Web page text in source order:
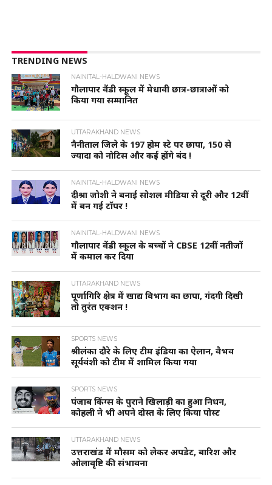
TRENDING NEWS
NAINITAL-HALDWANI NEWS
गौलापार वैंडी स्कूल में मेधावी छात्र-छात्राओं को
किया गया सम्मानित
UTTARAKHAND NEWS
नैनीताल जिले के 197 होम स्टे पर छापा, 150 से
ज्यादा को नोटिस और कई होंगे बंद !
NAINITAL-HALDWANI NEWS
दीश्रा जोशी ने बनाई सोशल मीडिया से दूरी और 12वीं
में बन गई टॉपर !
NAINITAL-HALDWANI NEWS
गौलापार वेंडी स्कूल के बच्चों ने CBSE 12वीं नतीजों
में कमाल कर दिया
UTTARAKHAND NEWS
पूर्णागिरि क्षेत्र में खाद्य विभाग का छापा, गंदगी दिखी
तो तुरंत एक्शन !
SPORTS NEWS
श्रीलंका दौरे के लिए टीम इंडिया का ऐलान, वैभव
सूर्यवंशी को टीम में शामिल किया गया
SPORTS NEWS
पंजाब किंग्स के पुराने खिलाड़ी का हुआ निधन,
कोहली ने भी अपने दोस्त के लिए किया पोस्ट
UTTARAKHAND NEWS
उत्तराखंड में मौसम को लेकर अपडेट, बारिश और
ओलावृष्टि की संभावना